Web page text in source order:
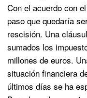
Con el acuerdo con
paso que quedaría
rescisión. Una
sumados los
millones de euros.
situación financiera
últimos días se ha